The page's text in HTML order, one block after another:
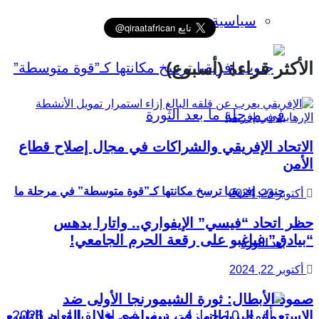
سياسية
جنوب إفريقيا ترسخ مكانتها كـ”قوة متوسطة” في مرحلة ما
بعد الثورة
الأكثر قراءة (أسبوع)
الاتحاد الإفريقي والشراكات في مجال إصلاح قطاع
الأمن
أكتوبر 22, 2024
حظر اتحاد “فيسي” الإيفواري.. واتارا يدهس
“بيادق” غباغبو على رقعة الحرم الجامعي!
أكتوبر 22, 2024
صمود الأبطال: ثورة الشيمورنجا الأولى ضد